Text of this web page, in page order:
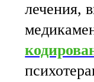
лечения,